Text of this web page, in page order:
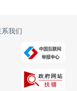
系我们